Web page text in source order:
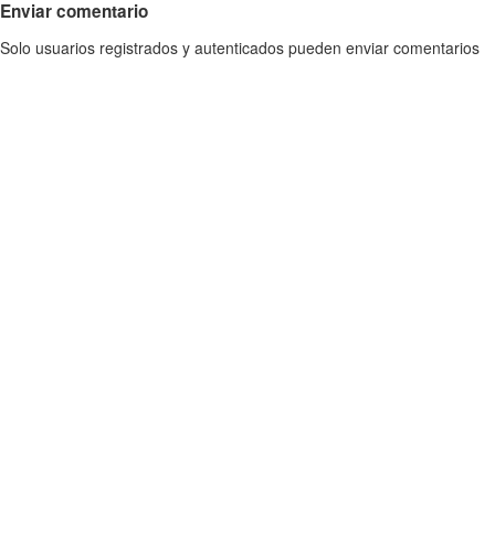
Enviar comentario
Solo usuarios registrados y autenticados pueden enviar comentarios